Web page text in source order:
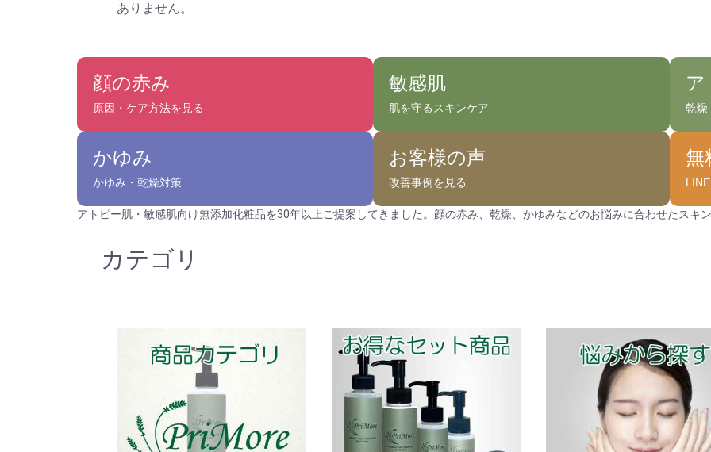
ありません。
顔の赤み
原因・ケア方法を見る
敏感肌
肌を守るスキンケア
ア
乾燥
かゆみ
かゆみ・乾燥対策
お客様の声
改善事例を見る
無
アトピー肌・敏感肌向け無添加化粧品を30年以上ご提案してきました。顔の赤み、乾燥、かゆみなどのお悩みに合わせたスキ
カテゴリ